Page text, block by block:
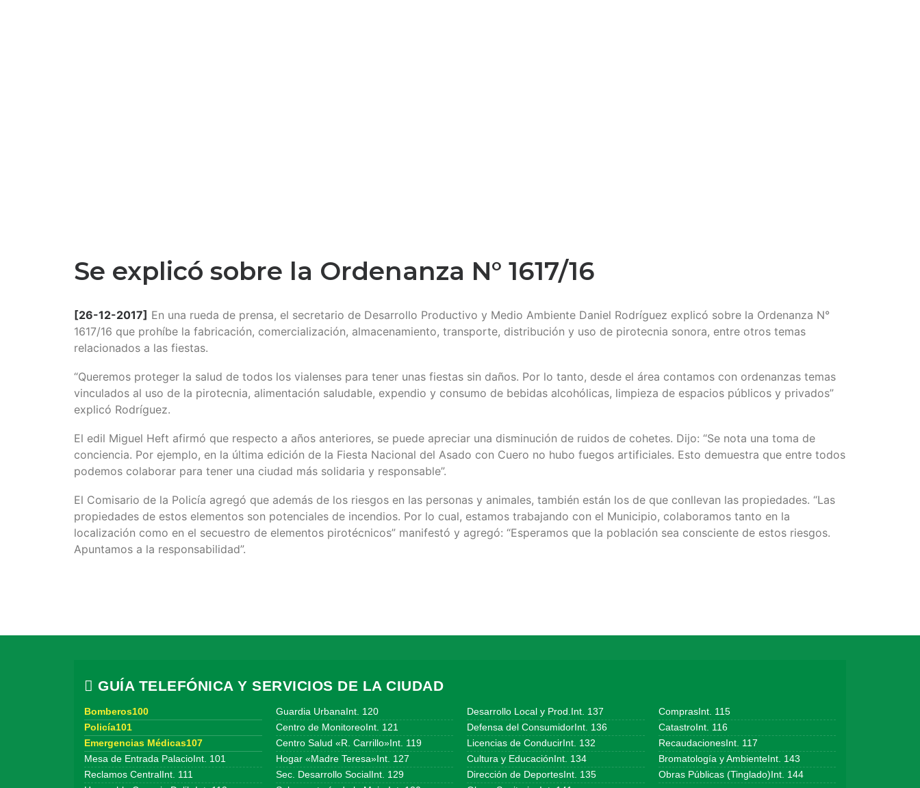
Se explicó sobre la Ordenanza N° 1617/16
[26-12-2017] En una rueda de prensa, el secretario de Desarrollo Productivo y Medio Ambiente Daniel Rodríguez explicó sobre la Ordenanza N°
1617/16 que prohíbe la fabricación, comercialización, almacenamiento, transporte, distribución y uso de pirotecnia sonora, entre otros temas
relacionados a las fiestas.
“Queremos proteger la salud de todos los vialenses para tener unas fiestas sin daños. Por lo tanto, desde el área contamos con ordenanzas temas
vinculados al uso de la pirotecnia, alimentación saludable, expendio y consumo de bebidas alcohólicas, limpieza de espacios públicos y privados”
explicó Rodríguez.
El edil Miguel Heft afirmó que respecto a años anteriores, se puede apreciar una disminución de ruidos de cohetes. Dijo: “Se nota una toma de
conciencia. Por ejemplo, en la última edición de la Fiesta Nacional del Asado con Cuero no hubo fuegos artificiales. Esto demuestra que entre todos
podemos colaborar para tener una ciudad más solidaria y responsable”.
El Comisario de la Policía agregó que además de los riesgos en las personas y animales, también están los de que conllevan las propiedades. “Las
propiedades de estos elementos son potenciales de incendios. Por lo cual, estamos trabajando con el Municipio, colaboramos tanto en la
localización como en el secuestro de elementos pirotécnicos” manifestó y agregó: “Esperamos que la población sea consciente de estos riesgos.
Apuntamos a la responsabilidad”.
GUÍA TELEFÓNICA Y SERVICIOS DE LA CIUDAD
Bomberos100
Policía101
Emergencias Médicas107
Mesa de Entrada PalacioInt. 101
Reclamos CentralInt. 111
Guardia UrbanaInt. 120
Centro de MonitoreoInt. 121
Centro Salud «R. Carrillo»Int. 119
Hogar «Madre Teresa»Int. 127
Sec. Desarrollo SocialInt. 129
Desarrollo Local y Prod.Int. 137
Defensa del ConsumidorInt. 136
Licencias de ConducirInt. 132
Cultura y EducaciónInt. 134
Dirección de DeportesInt. 135
ComprasInt. 115
CatastroInt. 116
RecaudacionesInt. 117
Bromatología y AmbienteInt. 143
Obras Públicas (Tinglado)Int. 144